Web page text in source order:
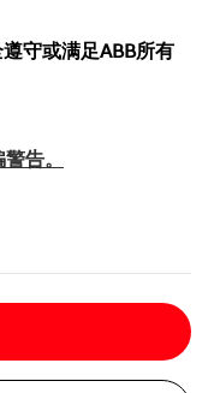
守或满足ABB所有
告。